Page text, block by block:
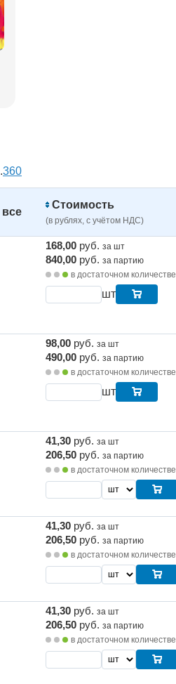
360
Стоимость
(в рублях, с учётом НДС)
168,00 руб. за шт
840,00 руб. за партию
в достаточном количестве
шт
98,00 руб. за шт
490,00 руб. за партию
в достаточном количестве
шт
41,30 руб. за шт
206,50 руб. за партию
в достаточном количестве
41,30 руб. за шт
206,50 руб. за партию
в достаточном количестве
41,30 руб. за шт
206,50 руб. за партию
в достаточном количестве